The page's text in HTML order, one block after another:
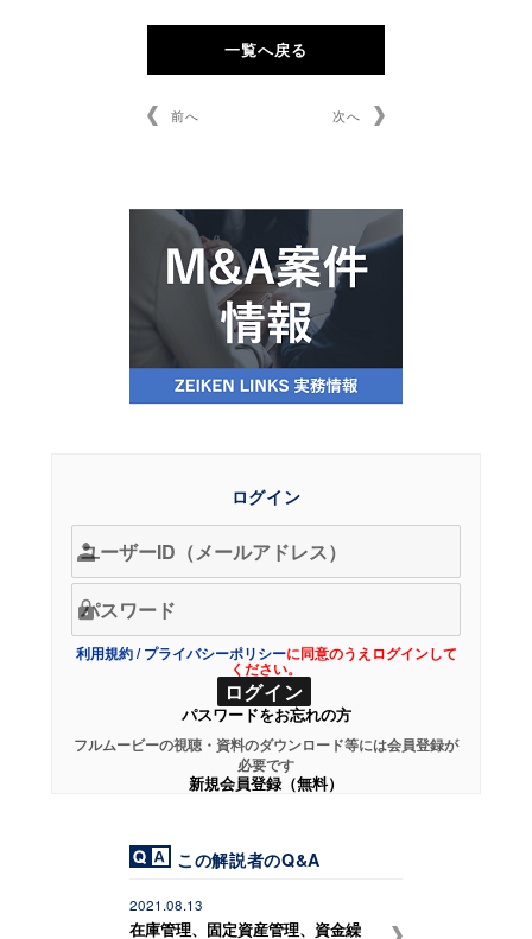
一覧へ戻る
前へ 次へ
ログイン
利用規約/プライバシーポリシーに同意のうえログインして
ください。
パスワードをお忘れの方
フルムービーの視聴・資料のダウンロード等には会員登録が
必要です
新規会員登録（無料）
この解説者のQ&A
2021.08.13
在庫管理、固定資産管理、資金繰